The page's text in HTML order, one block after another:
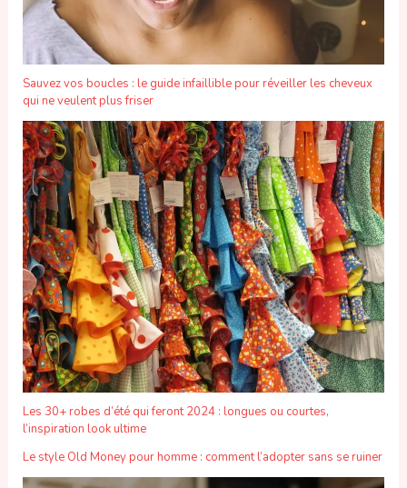
Sauvez vos boucles : le guide infaillible pour réveiller les cheveux
qui ne veulent plus friser
Les 30+ robes d’été qui feront 2024 : longues ou courtes,
l’inspiration look ultime
Le style Old Money pour homme : comment l’adopter sans se ruiner